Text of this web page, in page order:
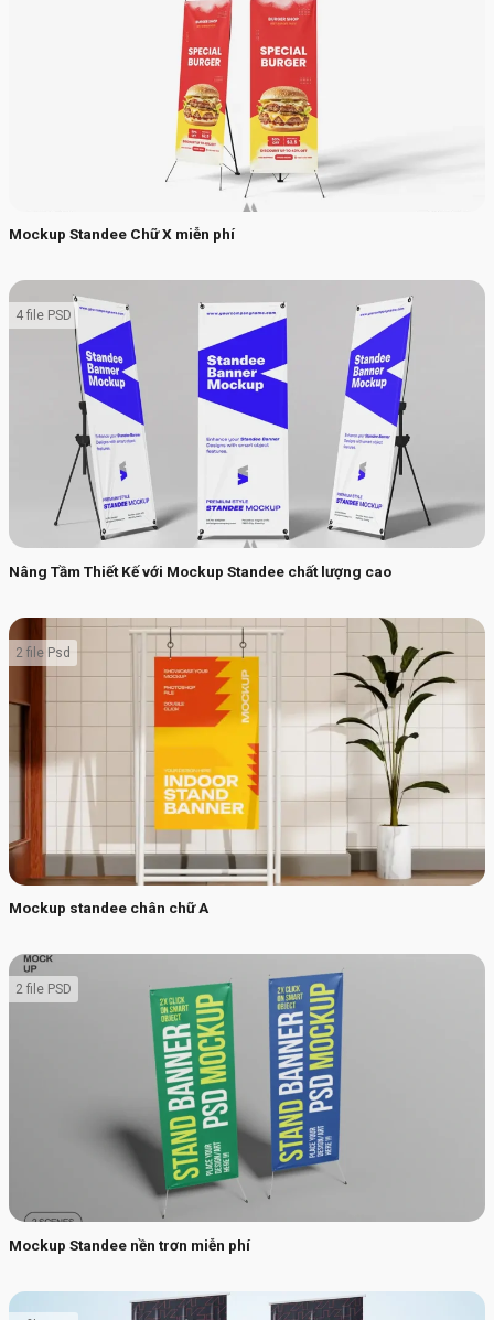
Mockup Standee Chữ X miễn phí
Nâng Tầm Thiết Kế với Mockup Standee chất lượng cao
4 file PSD
Mockup standee chân chữ A
2 file Psd
Mockup Standee nền trơn miễn phí
2 file PSD